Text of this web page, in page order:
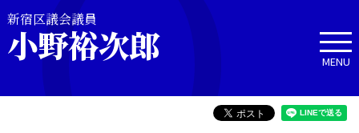
新宿区議会議員
小野裕次郎 MENU